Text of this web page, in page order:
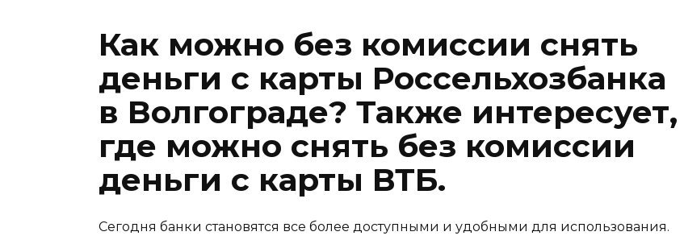
Как можно без комиссии снять
деньги с карты Россельхозбанка
в Волгограде? Также интересует,
где можно снять без комиссии
деньги с карты ВТБ.
Сегодня банки становятся все более доступными и удобными для использования.